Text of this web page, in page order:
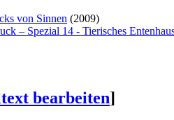
von Sinnen (2009)
– Spezial 14 - Tierisches
bearbeiten]